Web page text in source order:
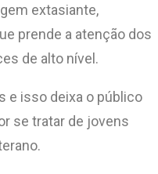
extasiante,
prende a atenção dos
de alto nível.
e isso deixa o público
se tratar de jovens